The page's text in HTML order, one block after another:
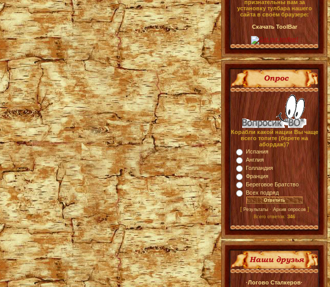
признательны вам за
установку тулбара нашего
сайта в своём браузере:
Скачать ToolBar
Корабли какой нации Вы чаще
всего топите (берете на
абордаж)?
Испания
Англия
Голландия
Франция
Береговое Братство
Всех подряд
[ Результаты· Архив опросов]
Всего ответов: 346
·Логово Сталкеров·